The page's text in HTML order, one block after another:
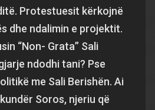
Protestuesit kërkojnë
dhe ndalimin e projektit.
“Non- Grata” Sali
ndodhi tani? Pse
me Sali Berishën. Ai
Soros, njeriu që